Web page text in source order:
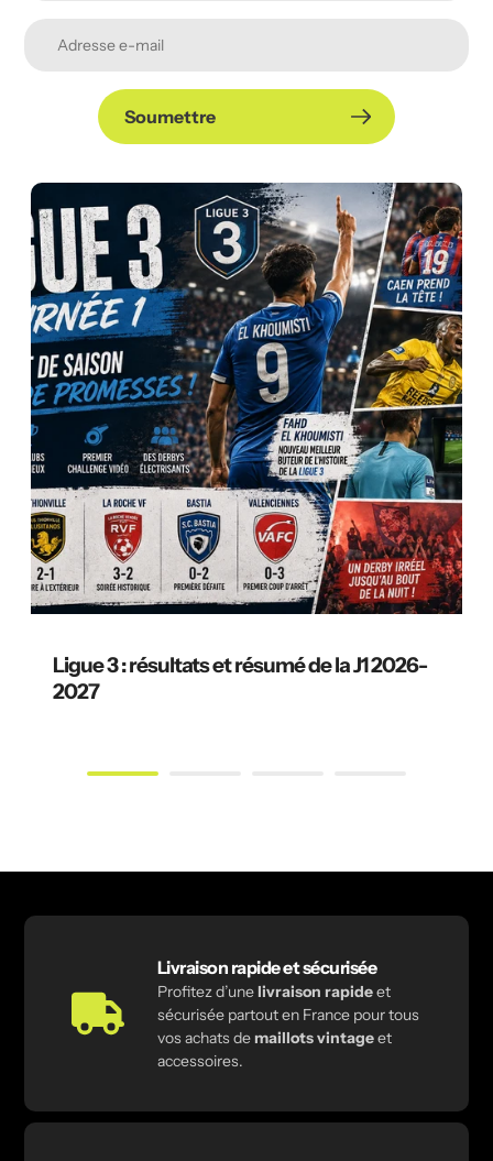
Soumettre
Ligue 3 : résultats et résumé de la J1 2026-
2027
Livraison rapide et sécurisée
Profitez d’unelivraison rapideet
sécurisée partout en France pour tous
vos achats demaillots vintageet
accessoires.